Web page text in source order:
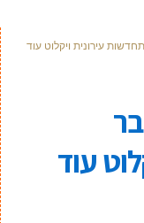
עירונית ויקלוט עוד
עוד